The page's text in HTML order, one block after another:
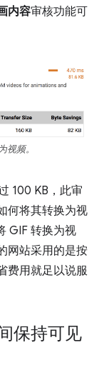
内容审核功能可
视频。
100 KB，此审
何将其转换为视
GIF 转换为视
网站采用的是按
费用就足以说服
保持可见